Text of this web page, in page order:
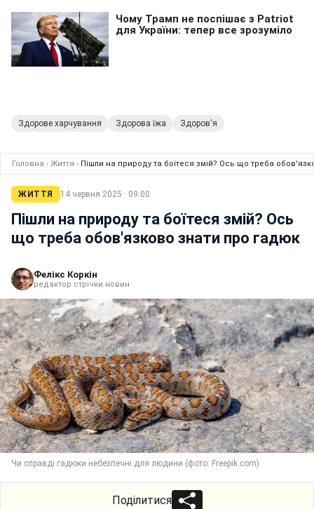
Здорове харчування Здорова їжа Здоров'я
Головна › Життя › Пішли на природу та боїтеся змій? Ось що треба
ЖИТТЯ 14 червня 2025 · 09:00
Пішли на природу та боїтеся змій? Ось
що треба обов'язково знати про гадюк
Фелікс Коркін
редактор стрічки новин
Чи справді гадюки небезпечні для людини (фото: Freepik.com)
Поділитися